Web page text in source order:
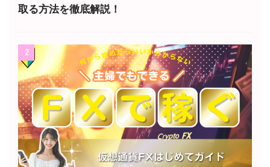
取る方法を徹底解説！
2